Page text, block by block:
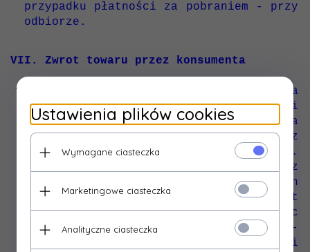
przypadku płatności za pobraniem - przy
odbiorze.
VII. Zwrot towaru przez konsumenta
Konsument, który zawarł umowę na
odległość, może w terminie 14 dni
odstąpić od niej bez podawania
przyczyny i bez ponoszenia kosztów, z
wyjątkiem kosztów określonych w art.
33, art. 34 ust. 2 i art. 35 ustawy, z
dnia 30 maja 2014 r. o prawach
konsumenta (Dz.U.2014.827). Konsument
może odstąpić od umowy składając
stosowne oświadczenie na piśmie -
formularzu, którego wzór stanowi
Ustawienia plików cookies
Wymagane ciasteczka
Marketingowe ciasteczka
Analityczne ciasteczka